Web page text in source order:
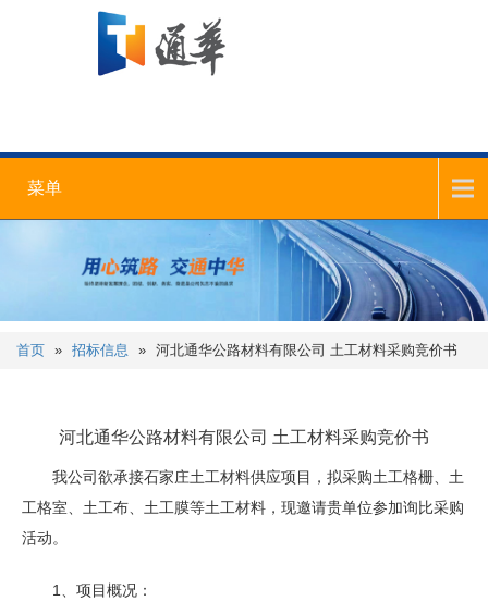
菜单
首页 » 招标信息 » 河北通华公路材料有限公司 土工材料采购竞价书
河北通华公路材料有限公司 土工材料采购竞价书
我公司欲承接石家庄土工材料供应项目，拟采购土工格栅、土
工格室、土工布、土工膜等土工材料，现邀请贵单位参加询比采购
活动。
1、项目概况：